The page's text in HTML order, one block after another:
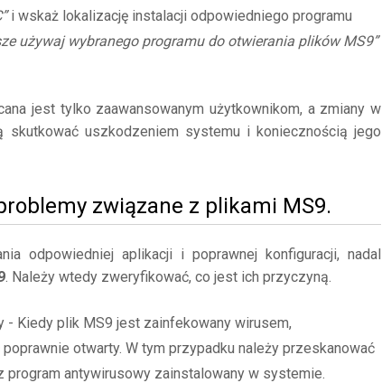
i wskaż lokalizację instalacji odpowiedniego programu
używaj wybranego programu do otwierania plików MS9”
jest tylko zaawansowanym użytkownikom, a zmiany w
uszkodzeniem systemu i koniecznością jego
związane z plikami MS9.
odpowiedniej aplikacji i poprawnej konfiguracji, nadal
. Należy wtedy zweryfikować, co jest ich przyczyną.
- Kiedy plik MS9 jest zainfekowany wirusem,
otwarty. W tym przypadku należy przeskanować
program antywirusowy zainstalowany w systemie.